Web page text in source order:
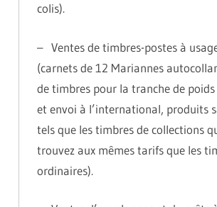
colis).
– Ventes de timbres-postes à
(carnets de 12 Mariannes
de timbres pour la tranche de
et envoi à l’international, produits
tels que les timbres de collections
trouvez aux mêmes tarifs que les
ordinaires).